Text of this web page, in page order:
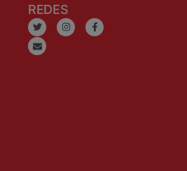
REDES